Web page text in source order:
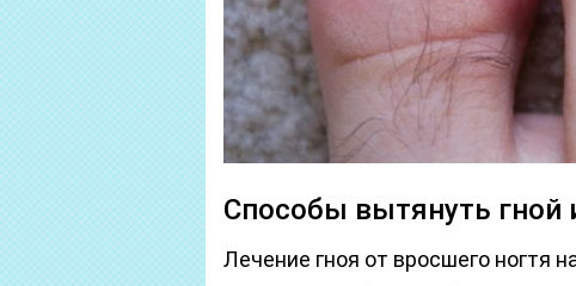
Способы вытянуть гной
Лечение гноя от вросшего ногтя